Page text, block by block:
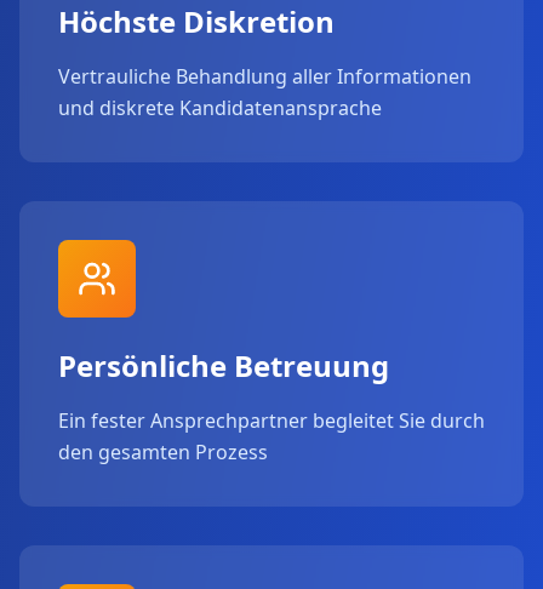
Höchste Diskretion
Vertrauliche Behandlung aller Informationen
und diskrete Kandidatenansprache
Persönliche Betreuung
Ein fester Ansprechpartner begleitet Sie durch
den gesamten Prozess